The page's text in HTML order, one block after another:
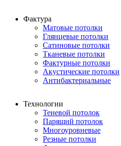
Фактура
Матовые потолки
Глянцевые потолки
Сатиновые потолки
Тканевые потолки
Фактурные потолки
Акустические потолки
Антибактериальные
Технологии
Теневой потолок
Парящий потолок
Многоуровневые
Резные потолки